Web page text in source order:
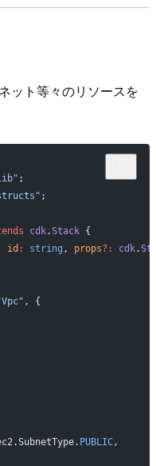
ット等々のリソースを
;
;
cdk.Stack {
id : string , props?: cdk.
, {
PUBLIC,